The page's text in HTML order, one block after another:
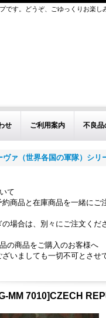
です。どうぞ、ごゆっくりお楽し
せ ご利用案内 不良品
ヴァ（世界各国の軍隊）シリ
て
約商品と在庫商品を一緒に
場合は、別々にご注文くだ
の商品をご購入のお客様へ
いましても一切不可とさせ
MM 7010]CZECH